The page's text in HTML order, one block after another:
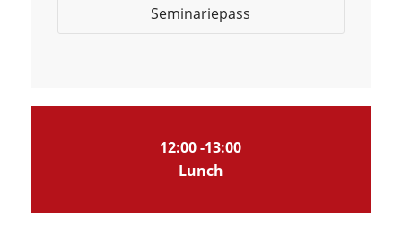
Seminariepass
12:00 -13:00
Lunch